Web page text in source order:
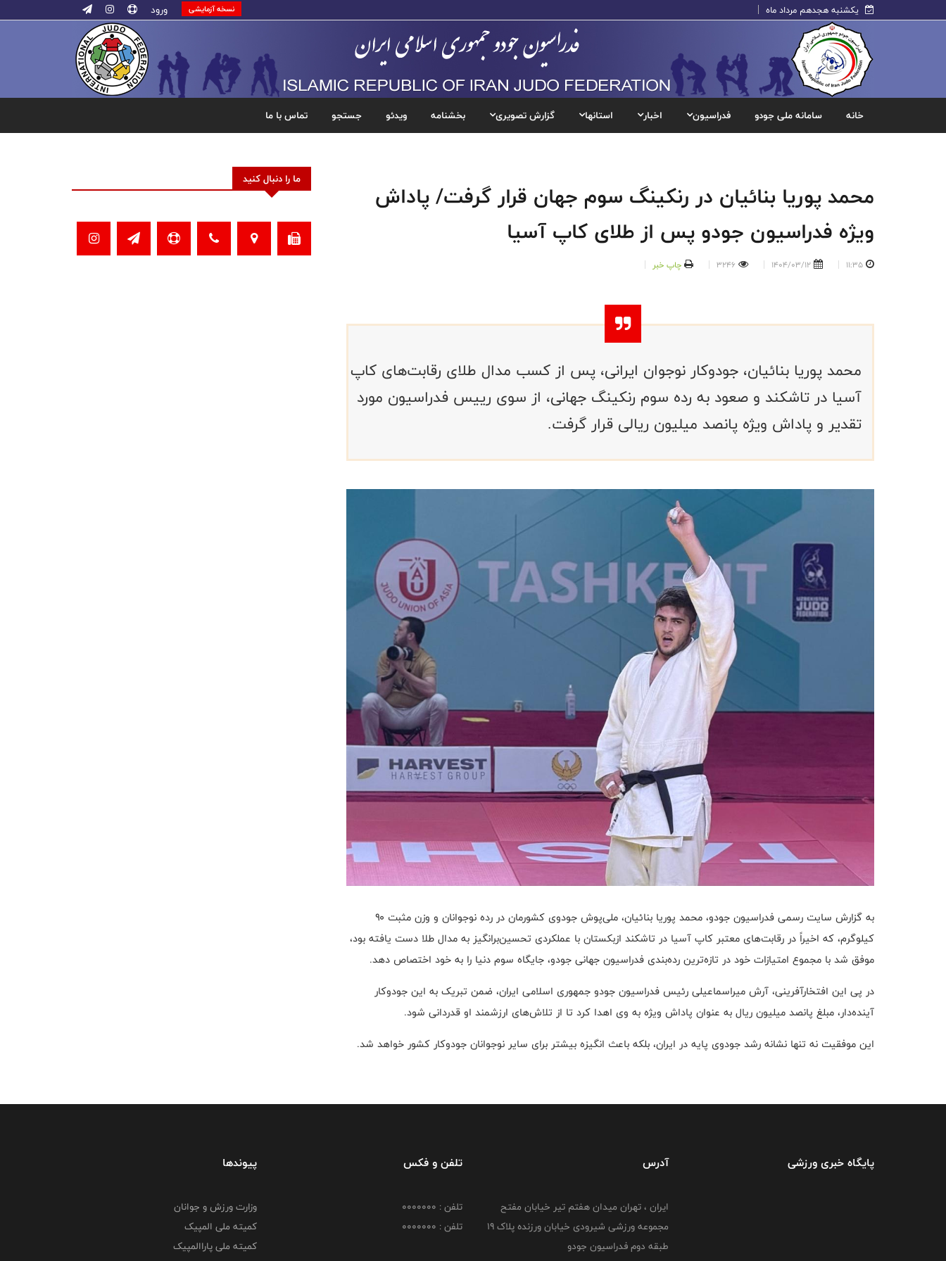
یکشنبه هجدهم مرداد ماه نسخه آزمایشی ورود
خانه سامانه ملی جودو فدراسیون اخبار استانها گزارش تصویری بخشنامه ویدئو جستجو تماس با ما
محمد پوریا بنائیان در رنکینگ سوم جهان قرار گرفت/ پاداش
ویژه فدراسیون جودو پس از طلای کاپ آسیا
11:35
1404/03/12
3246 چاپ خبر
محمد پوریا بنائیان، جودوکار نوجوان ایرانی، پس از کسب مدال طلای رقابت‌های کاپ
آسیا در تاشکند و صعود به رده سوم رنکینگ جهانی، از سوی رییس فدراسیون مورد
تقدیر و پاداش ویژه پانصد میلیون ریالی قرار گرفت.
به گزارش سایت رسمی فدراسیون جودو، محمد پوریا بنائیان، ملی‌پوش جودوی کشورمان در رده نوجوانان و وزن مثبت ۹۰
کیلوگرم، که اخیراً در رقابت‌های معتبر کاپ آسیا در تاشکند ازبکستان با عملکردی تحسین‌برانگیز به مدال طلا دست یافته بود،
موفق شد با مجموع امتیازات خود در تازه‌ترین رده‌بندی فدراسیون جهانی جودو، جایگاه سوم دنیا را به خود اختصاص دهد.
در پی این افتخارآفرینی، آرش میراسماعیلی رئیس فدراسیون جودو جمهوری اسلامی ایران، ضمن تبریک به این جودوکار
آینده‌دار، مبلغ پانصد میلیون ریال به عنوان پاداش ویژه به وی اهدا کرد تا از تلاش‌های ارزشمند او قدردانی شود.
این موفقیت نه تنها نشانه رشد جودوی پایه در ایران، بلکه باعث انگیزه بیشتر برای سایر نوجوانان جودوکار کشور خواهد شد.
ما را دنبال کنید
پایگاه خبری ورزشی آدرس
ایران ، تهران میدان هفتم تیر خیابان مفتح
مجموعه ورزشی شیرودی خیابان ورزنده پلاک ۱۹
طبقه دوم فدراسیون جودو
تلفن و فکس
تلفن : 0000000
تلفن : 0000000
پیوندها
وزارت ورزش و جوانان
کمیته ملی المپیک
کمیته ملی پاراالمپیک